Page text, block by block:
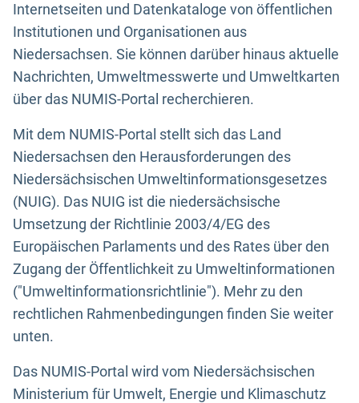
Internetseiten und Datenkataloge von öffentlichen
Institutionen und Organisationen aus
Niedersachsen. Sie können darüber hinaus aktuelle
Nachrichten, Umweltmesswerte und Umweltkarten
über das NUMIS-Portal recherchieren.
Mit dem NUMIS-Portal stellt sich das Land
Niedersachsen den Herausforderungen des
Niedersächsischen Umweltinformationsgesetzes
(NUIG). Das NUIG ist die niedersächsische
Umsetzung der Richtlinie 2003/4/EG des
Europäischen Parlaments und des Rates über den
Zugang der Öffentlichkeit zu Umweltinformationen
("Umweltinformationsrichtlinie"). Mehr zu den
rechtlichen Rahmenbedingungen finden Sie weiter
unten.
Das NUMIS-Portal wird vom Niedersächsischen
Ministerium für Umwelt, Energie und Klimaschutz